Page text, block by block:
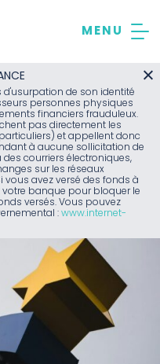
d'usurpation de son identité
personnes physiques
financiers frauduleux.
pas directement les
et appellent donc
à aucune sollicitation de
courriers électroniques,
sur les réseaux
avez versé des fonds à
banque pour bloquer le
versés. Vous pouvez
: www.internet-